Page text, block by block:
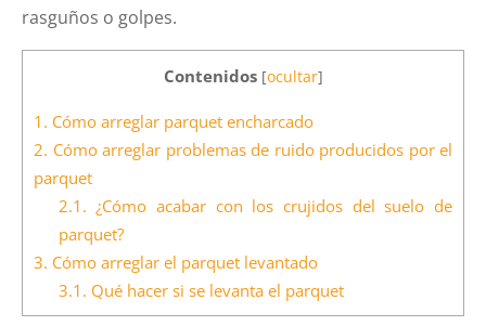
rasguños o golpes.
Contenidos [ocultar]
1. Cómo arreglar parquet encharcado
2. Cómo arreglar problemas de ruido producidos por el
parquet
2.1. ¿Cómo acabar con los crujidos del suelo de
parquet?
3. Cómo arreglar el parquet levantado
3.1. Qué hacer si se levanta el parquet